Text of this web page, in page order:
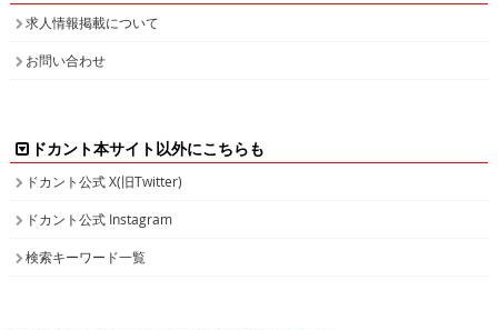
求人情報掲載について
お問い合わせ
ドカント本サイト以外にこちらも
ドカント公式 X(旧Twitter)
ドカント公式 Instagram
検索キーワード一覧